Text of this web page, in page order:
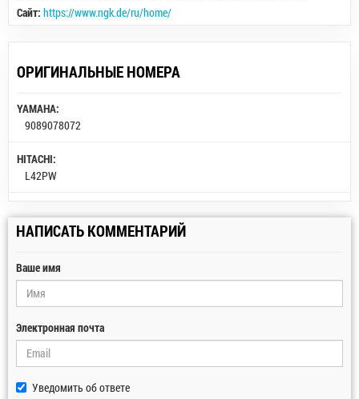
Сайт: https://www.ngk.de/ru/home/
ОРИГИНАЛЬНЫЕ НОМЕРА
YAMAHA:
9089078072
HITACHI:
L42PW
НАПИСАТЬ КОММЕНТАРИЙ
Ваше имя
Электронная почта
Уведомить об ответе